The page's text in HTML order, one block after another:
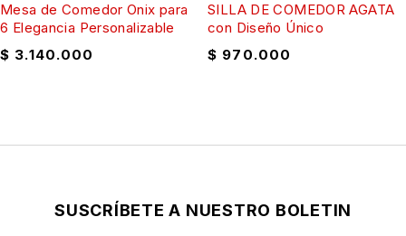
Mesa de Comedor Onix para
6 Elegancia Personalizable
$ 3.140.000
SILLA DE COMEDOR AGATA
con Diseño Único
$ 970.000
SUSCRÍBETE A NUESTRO BOLETIN